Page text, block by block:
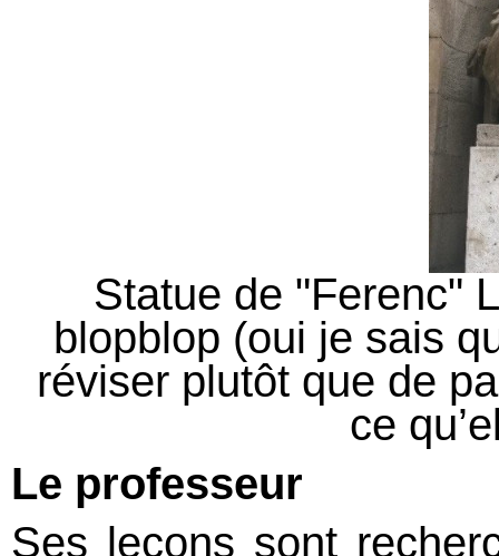
Statue de "Ferenc"
blopblop (oui je sais
réviser plutôt que de
ce
Le professeur
Ses leçons sont